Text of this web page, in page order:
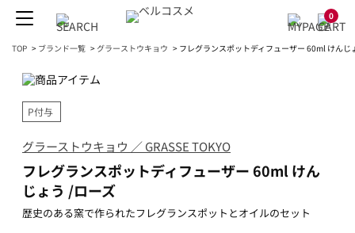
0
TOP > ブランド一覧 >グラーストウキョウ > フレグランスポットディフューザー 60ml けんじ
P付与
グラーストウキョウ ／ GRASSE TOKYO
フレグランスポットディフューザー 60ml けん
じょう /ローズ
歴史のある窯で作られたフレグランスポットとオイルのセット